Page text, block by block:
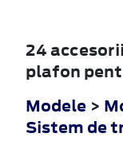
24
plafon
Modele >
Sistem de